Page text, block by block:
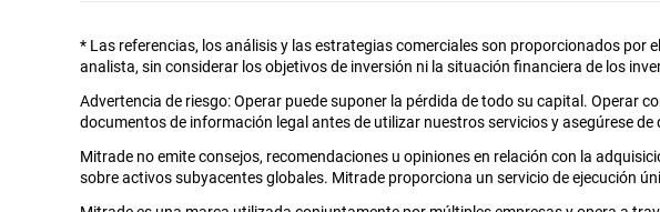
* Las referencias, los análisis y las estrategias comerciales son proporcionados por
analista, sin considerar los objetivos de inversión ni la situación financiera de los
Advertencia de riesgo: Operar puede suponer la pérdida de todo su capital. Operar
documentos de información legal antes de utilizar nuestros servicios y asegúrese
Mitrade no emite consejos, recomendaciones u opiniones en relación con la
sobre activos subyacentes globales. Mitrade proporciona un servicio de ejecución